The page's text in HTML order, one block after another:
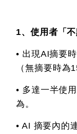
1、使用者「
• 出現AI摘要
（無摘要時為
• 多達一半使
為。
• AI 摘要內的